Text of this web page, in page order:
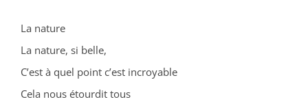
La nature
La nature, si belle,
C’est à quel point c’est incroyable
Cela nous étourdit tous